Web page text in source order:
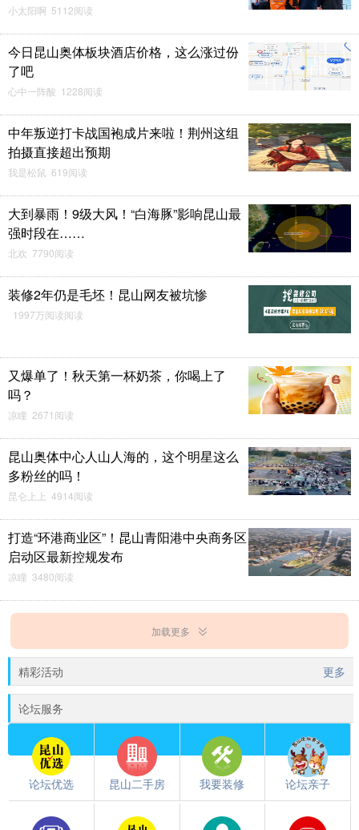
小太阳啊 5112阅读
今日昆山奥体板块酒店价格，这么涨过份
了吧
心中一阵酸 1228阅读
中年叛逆打卡战国袍成片来啦！荆州这组
拍摄直接超出预期
我是松鼠 619阅读
大到暴雨！9级大风！“白海豚”影响昆山最
强时段在……
北欢 7790阅读
装修2年仍是毛坯！昆山网友被坑惨
1997万阅读阅读
又爆单了！秋天第一杯奶茶，你喝上了
吗？
凉瞳 2671阅读
昆山奥体中心人山人海的，这个明星这么
多粉丝的吗！
昆仑上上 4914阅读
打造“环港商业区”！昆山青阳港中央商务区
启动区最新控规发布
凉瞳 3480阅读
加载更多
精彩活动 更多
论坛服务
论坛优选 昆山二手房 我要装修 论坛亲子